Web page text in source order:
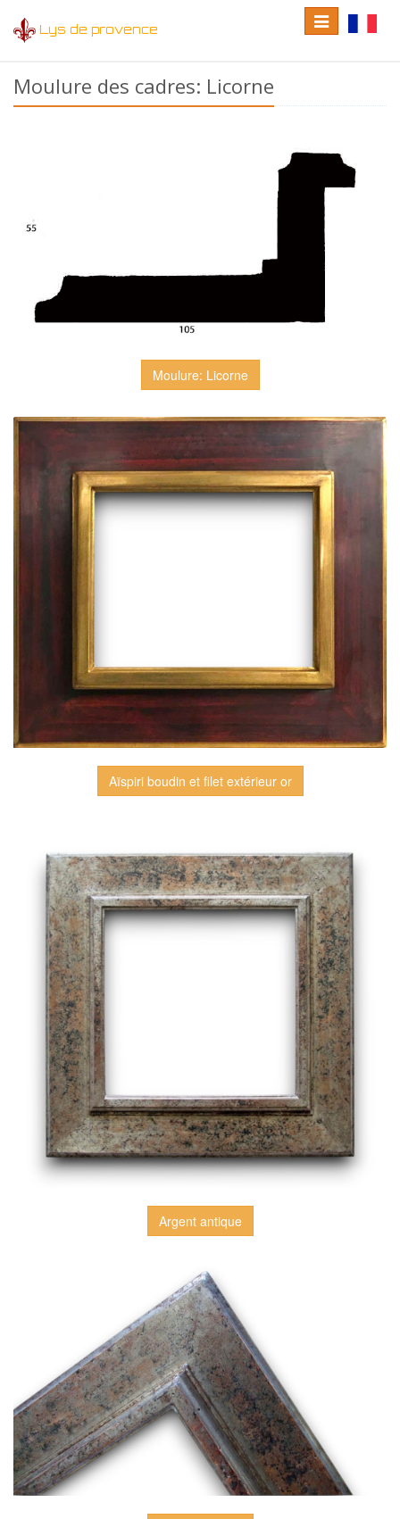
Lys de provence
language
Toggle
navigation
Moulure des cadres: Licorne
Moulure: Licorne
Aïspiri boudin et filet extérieur or
Argent antique